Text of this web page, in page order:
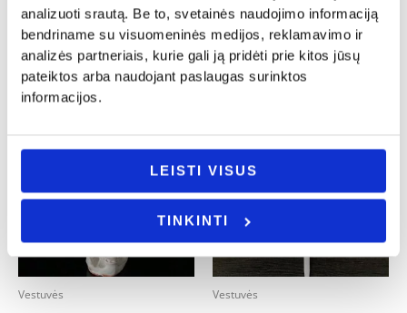
analizuoti srautą. Be to, svetainės naudojimo informaciją
bendriname su visuomeninės medijos, reklamavimo ir
analizės partneriais, kurie gali ją pridėti prie kitos jūsų
pateiktos arba naudojant paslaugas surinktos
informacijos.
LEISTI VISUS
TINKINTI
- PASIRINKITE
VARIANTĄ
Į KREPŠELĮ
Vestuvės Vestuvės